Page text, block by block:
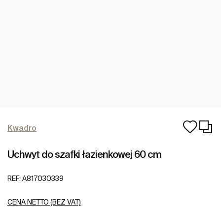
Kwadro
Uchwyt do szafki łazienkowej 60 cm
REF: A817030339
CENA NETTO (BEZ VAT)